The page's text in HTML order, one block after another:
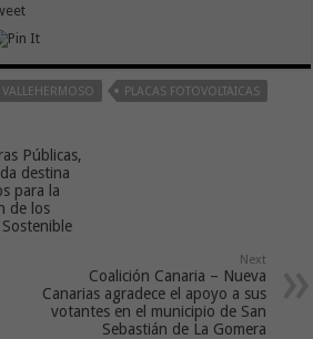
PLACAS FOTOVOLTAICAS
Públicas,
destina
para la
de los
Next
Coalición Canaria – Nueva
Canarias agradece el apoyo a sus
votantes en el municipio de San
Sebastián de La Gomera